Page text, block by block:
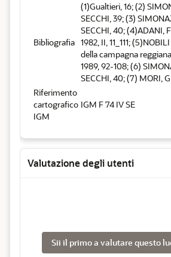
Bibliografia
(1)Gualtieri, 16; (2)
SECCHI, 39; (3)
SECCHI, 40; (4)ADANI,
1982, II, 11_111;
della campagna
1989, 92-108; (6)
SECCHI, 40; (7) MORI,
Riferimento
cartografico
IGM
IGM F 74 IV SE
Valutazione degli utenti
Sii il primo a valutare questo